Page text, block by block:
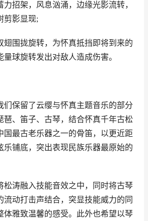
力招架，风息汹涌，边缘光影流转，
剪影显现;
翅围拢旋转，为怀真抵挡即将到来的
球旋转发出对敌人造成伤害。
保留了云缨与怀真主题音乐的部分
琶、笛子、古琴，结合怀真千年古松
国最古老乐器之一的骨笛，以更近距
乐铺底，突出表现民族乐器最原始的
涛融入技能音效之中，同时将古琴
流动打击声结合，突显技能威力的同
体雅致温馨的感受。此外也希望以琴